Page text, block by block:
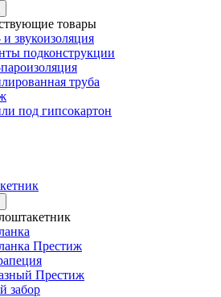
товары
звукоизоляция
подконструкции
труба
под гипсокартон
Престиж
Престиж
забор